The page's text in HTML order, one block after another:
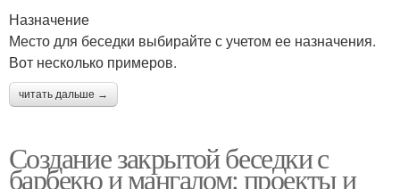
Назначение
Место для беседки выбирайте с учетом ее назначения.
Вот несколько примеров.
читать дальше →
Создание закрытой беседки с
барбекю и мангалом: проекты и